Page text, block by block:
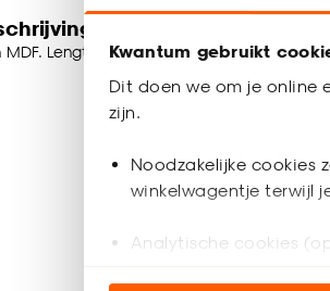
Kwantum gebruikt
Dit doen we om je online
zijn.
Noodzakelijke cookies
winkelwagentje terwijl
Analytische cookies
Lengte: 240 cm. Dikte: 1.3 cm.